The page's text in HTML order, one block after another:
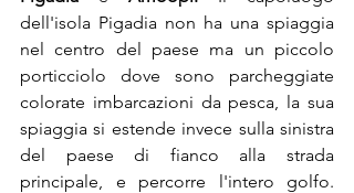
dell'isola Pigadia non ha una spiaggia
nel centro del paese ma un piccolo
porticciolo dove sono parcheggiate
colorate imbarcazioni da pesca, la sua
spiaggia si estende invece sulla sinistra
del paese di fianco alla strada
principale, e percorre l'intero golfo.